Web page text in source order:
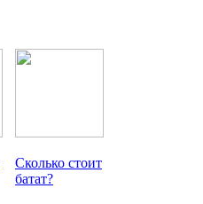
Сколько стоит
батат?